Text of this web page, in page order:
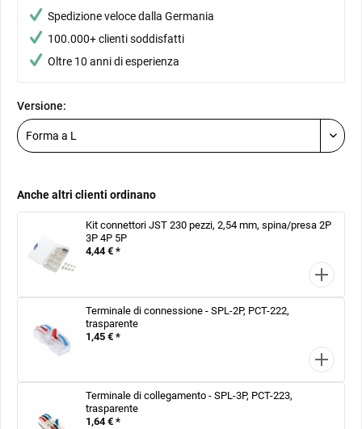
Spedizione veloce dalla Germania
100.000+ clienti soddisfatti
Oltre 10 anni di esperienza
Versione:
Anche altri clienti ordinano
Kit connettori JST 230 pezzi, 2,54 mm, spina/presa 2P
3P 4P 5P
4,44 € *
Terminale di connessione - SPL-2P, PCT-222,
trasparente
1,45 € *
Terminale di collegamento - SPL-3P, PCT-223,
trasparente
1,64 € *